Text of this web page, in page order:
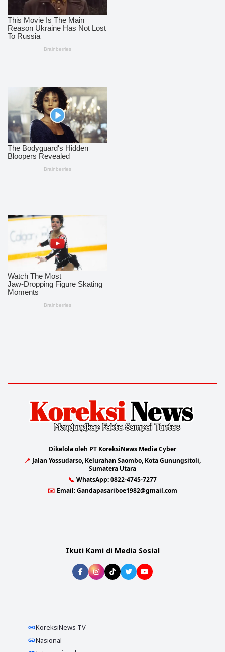
Dikelola oleh PT KoreksiNews Media Cyber
📍 Jalan Yossudarso, Kelurahan Saombo, Kota Gunungsitoli,
Sumatera Utara
📞 WhatsApp:0822-4745-7277
✉️ Email:Gandapasariboe1982@gmail.com
Ikuti Kami di Media Sosial
KoreksiNews TV
Nasional